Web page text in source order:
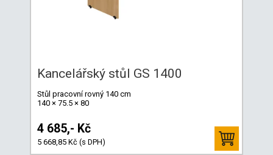
Kancelářský stůl GS 1400
Stůl pracovní rovný 140 cm
140 × 75.5 × 80
4 685,- Kč
5 668,85 Kč (s DPH)